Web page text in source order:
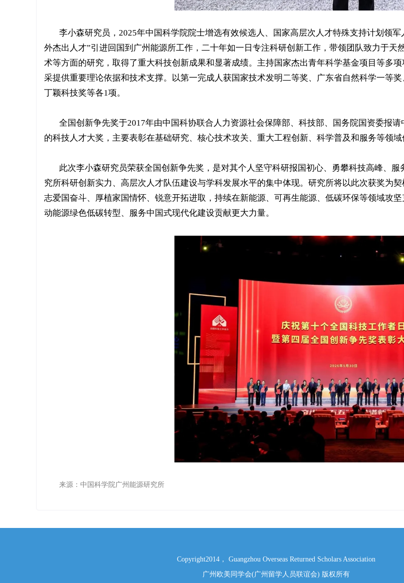
李小森研究员，2025年中国科学院院士增选有效候选人、国家高层次人才特殊支持计划领
外杰出人才”引进回国到广州能源所工作，二十年如一日专注科研创新工作，带领团队致力于
术等方面的研究，取得了重大科技创新成果和显著成绩。主持国家杰出青年科学基金项目等多
采提供重要理论依据和技术支撑。以第一完成人获国家技术发明二等奖、广东省自然科学一等
丁颖科技奖等各1项。
全国创新争先奖于2017年由中国科协联合人力资源社会保障部、科技部、国务院国资委报
的科技人才大奖，主要表彰在基础研究、核心技术攻关、重大工程创新、科学普及和服务等领域
此次李小森研究员荣获全国创新争先奖，是对其个人坚守科研报国初心、勇攀科技高峰、
究所科研创新实力、高层次人才队伍建设与学科发展水平的集中体现。研究所将以此次获奖为
志爱国奋斗、厚植家国情怀、锐意开拓进取，持续在新能源、可再生能源、低碳环保等领域攻
动能源绿色低碳转型、服务中国式现代化建设贡献更大力量。
来源：中国科学院广州能源研究所
Copyright2014， Guangzhou Overseas Returned Scholars Association
广州欧美同学会(广州留学人员联谊会) 版权所有